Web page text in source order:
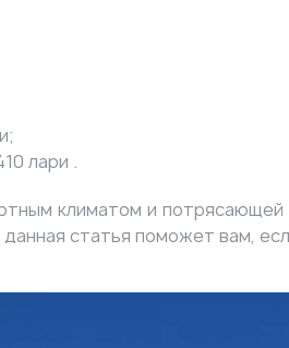
лари .
климатом и
статья поможет вам,